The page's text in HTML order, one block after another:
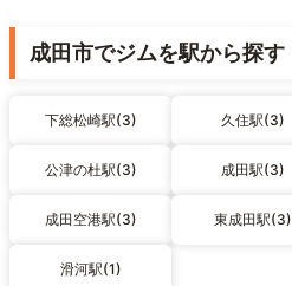
成田市でジムを駅から探す
下総松崎駅(3) 久住駅(3)
公津の杜駅(3) 成田駅(3)
成田空港駅(3) 東成田駅(3)
滑河駅(1)